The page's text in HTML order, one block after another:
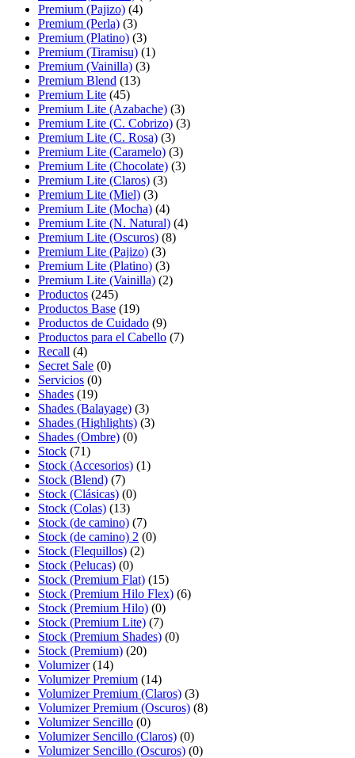
Premium (Pajizo) (4)
Premium (Perla) (3)
Premium (Platino) (3)
Premium (Tiramisu) (1)
Premium (Vainilla) (3)
Premium Blend (13)
Premium Lite (45)
Premium Lite (Azabache) (3)
Premium Lite (C. Cobrizo) (3)
Premium Lite (C. Rosa) (3)
Premium Lite (Caramelo) (3)
Premium Lite (Chocolate) (3)
Premium Lite (Claros) (3)
Premium Lite (Miel) (3)
Premium Lite (Mocha) (4)
Premium Lite (N. Natural) (4)
Premium Lite (Oscuros) (8)
Premium Lite (Pajizo) (3)
Premium Lite (Platino) (3)
Premium Lite (Vainilla) (2)
Productos (245)
Productos Base (19)
Productos de Cuidado (9)
Productos para el Cabello (7)
Recall (4)
Secret Sale (0)
Servicios (0)
Shades (19)
Shades (Balayage) (3)
Shades (Highlights) (3)
Shades (Ombre) (0)
Stock (71)
Stock (Accesorios) (1)
Stock (Blend) (7)
Stock (Clásicas) (0)
Stock (Colas) (13)
Stock (de camino) (7)
Stock (de camino) 2 (0)
Stock (Flequillos) (2)
Stock (Pelucas) (0)
Stock (Premium Flat) (15)
Stock (Premium Hilo Flex) (6)
Stock (Premium Hilo) (0)
Stock (Premium Lite) (7)
Stock (Premium Shades) (0)
Stock (Premium) (20)
Volumizer (14)
Volumizer Premium (14)
Volumizer Premium (Claros) (3)
Volumizer Premium (Oscuros) (8)
Volumizer Sencillo (0)
Volumizer Sencillo (Claros) (0)
Volumizer Sencillo (Oscuros) (0)